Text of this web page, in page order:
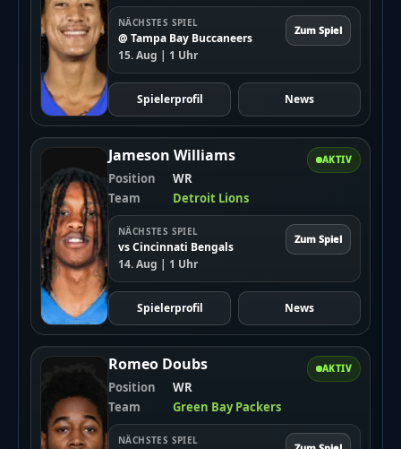
NÄCHSTES SPIEL
@ Tampa Bay Buccaneers
15. Aug | 1 Uhr
Zum Spiel
Spielerprofil News
AKTIV
Jameson Williams
Position
WR
Team
Detroit Lions
NÄCHSTES SPIEL
vs Cincinnati Bengals
14. Aug | 1 Uhr
Zum Spiel
Spielerprofil News
AKTIV
Romeo Doubs
Position
WR
Team
Green Bay Packers
NÄCHSTES SPIEL